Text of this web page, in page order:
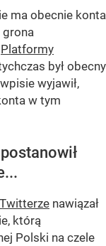
ma obecnie konta
grona
Platformy
był obecny
wyjawił,
w tym
Twitterze nawiązał
którą
Polski na czele